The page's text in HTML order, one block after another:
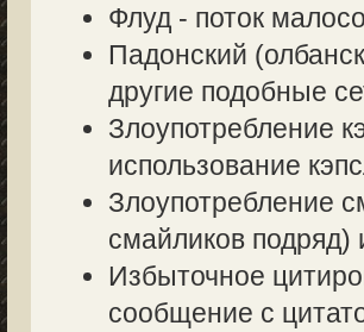
Флуд - поток
Падонский
другие подобные
использование
Злоупотребление
смайликов подряд)
Избыточное
сообщение с